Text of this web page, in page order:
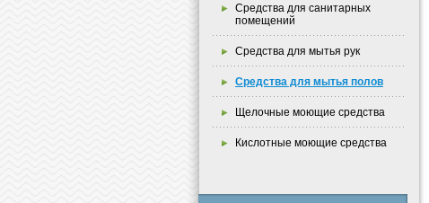
Средства для санитарных
помещений
Средства для мытья рук
Средства для мытья полов
Щелочные моющие средства
Кислотные моющие средства